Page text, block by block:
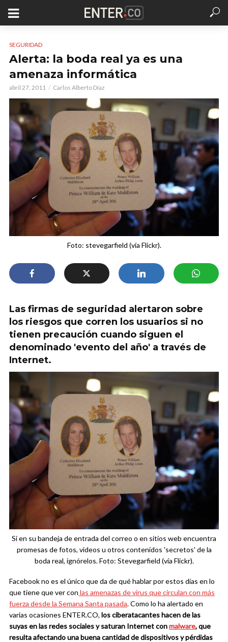
SEGURIDAD
Alerta: la boda real ya es una
amenaza informática
abril 27, 2011 Carlos Alberto Díaz
Foto: stevegarfield (vía Flickr).
Las firmas de seguridad alertaron sobre
los riesgos que corren los usuarios si no
tienen precaución cuando siguen el
denominado 'evento del año' a través de
Internet.
Si en su bandeja de entrada del correo o en sitios web encuentra
promesas de fotos, videos u otros contenidos 'secretos' de la
boda real, ignórelos. Foto: Stevegarfield (vía Flickr).
Facebook no es el único que da de qué hablar por estos días en lo
que tiene que ver con las amenazas de virus que circulan con más
fuerza desde la Semana Santa pasada. Como lo ha alertado en
varias ocasiones ENTER.CO, los ciberatacantes hacen de las
suyas en las redes sociales y saturan Internet conmalware, que
resulta afectando una buena cantidad de dispositivos y pérdidas